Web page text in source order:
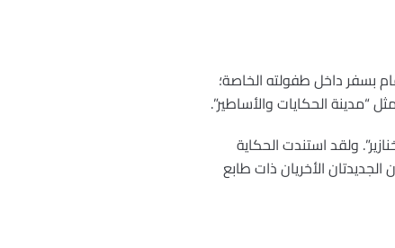
خلالها قد قام بسفر داخل طفولته الخاصة؛
“مدينة الحكايات والأساطير”.
ولقد استندت الحكاية
الأخريان ذات طابع